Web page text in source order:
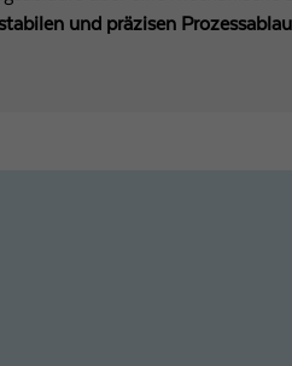
und präzisen